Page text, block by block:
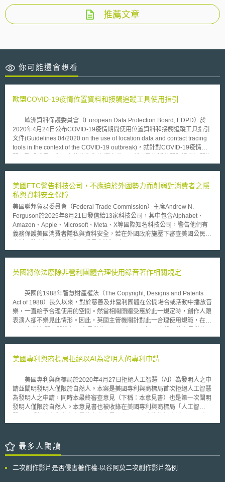
推薦文章
你可能還會想看
歐盟COVID-19疫情位置資料和接觸追蹤工具使用指引
歐洲資料保護委員會（European Data Protection Board, EDPD）於
2020年4月24日公布COVID-19疫情期間使用位置資料和接觸追蹤工具指引
文件(Guidelines 04/2020 on the use of location data and contact tracing
tools in the context of the COVID-19 outbreak)，就針對COVID-19疫情期
導。 EDPD強調，資料保護法規框架於設計時即具備一定彈性，因此，
而需要處理個人資料時，應提升社會接受度，並確保有效實施個資保護措
施。然而資料和技術雖可成為此次防疫重要的工具，但此次的資料利用鬆綁
應僅限用於公共衛生措施。歐盟應指導成員國或相關機構，採取COVID-19
相關應變措施時，若涉及處理個人資料，應遵守有效性、必要性、符合比例
等原則。本次指引針對利用位置資料和接觸追蹤工具的特定兩種情況，闡明
其利用條件和原則。情況一是使用位置資料建立病毒傳播模型，並進一步評
估及研擬整體有效的限制措施;情況二是針對有接觸史病患進行追踪，目的
EDPB指出，GDPR和電子隱私保護指令（ePrivacy Directive）均有特別規
傳播，並呼籲透過個人自願性安裝接觸追蹤工具。
美國FTC警告科技公司，不應迫於外國勢力而削弱對消費者之隱
私與資料安全保障
美國聯邦貿易委員會（Federal Trade Commission）主席Andrew N.
Ferguson於2025年8月21日發信給13家科技公司，其中包含Alphabet、
Amazon、Apple、Microsoft、Meta、X等國際知名科技公司，警告他們有
義務保護美國消費者隱私與資料安全，若在外國政府施壓下審查美國公民的
FTC Act）之虞。 信中指出，科技公司可能為遵循外國法規或迫於外國政府
（Digital Services Act）、英國《網路安全法》（Online Safety Act）期望
Powers Act）則為滿足英國政府取得用戶儲存資料之目的，要求科技公司削
弱原本對用戶採行之點對點加密措施。Ferguson主席更表示：「外國勢力
審查及削弱加密措施等行動，將侵害美國公民的自由或使美國公民遭受各種
危害，例如受外國政府監視、增加身分盜用與詐騙風險」。 信中亦提及，
科技公司在遵守外國法律及相關要求的同時，仍須遵守FTC Act第5條規定，
20年來，FTC已對未能履行消費者資料安全或隱私承諾之公司提起數十起訴
合理的安全措施，藉此確保消費者權益。
英國將修法廢除非營利團體合理使用錄音著作相關規定
英國的1988年智慧財產權法（The Copyright, Designs and Patents
Act of 1988）長久以來，對於慈善及非營利團體在公開場合或活動中播放音
樂，一直給予合理使用的空間。然當相關團體受惠於此一規定時，創作人跟
表演人卻不樂見此情形。因此，英國主管機關針對此一合理使用規範，在
中，對於改變錄音著作與表演人權利的公開演播合理使用空間，提供了下列
三、 廢除合理使用空間，但權利人只能以對雙方都公平的費率收取權利金
體的合理使用規定，從2010年4月開始這些團體將必須負擔一個固定的年
費，才能在活動或公開場合中使用音樂，但截至目前為止，使用的費率為何
尚未確定，但主管機關表示，希望一年不超過100英鎊。 主管機關接下
來將對費率部分開始徵詢意見，對於1988年智慧財產權法也預期會進行修
正，並於2010年4月開始落實相關規範。這樣的改變對於慈善團體而言固然
美國專利與商標局拒絕以AI為發明人的專利申請
美國專利與商標局於2020年4月27日拒絕人工智慧（AI）為發明人之申
請並闡明發明人僅限於自然人。本案是美國專利與商標局首次拒絕人工智慧
為發明人之申請，同時本最終審查意見（下稱：本意見書）也是第一次闡明
發明人僅限於自然人。本意見書也被收錄在美國專利與商標局「人工智
意見書是在回應2020年1月20日專利申請申復案（Petition）之審查意見。
以括號註明「由人工智慧自行產生的發明」。本案法定代理人及申請人均為
Stephan L. Thaler。Stephan L. Thaler表示，DABUS是一個神經網路系統
（如：Whoever）及立法脈絡，均可得知發明人指的是自然人。具體而言，
最多人閱讀
二次創作影片是否侵害著作權-以谷阿莫二次創作影片為例